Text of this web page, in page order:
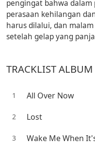
pengingat bahwa
perasaan kehilangan
harus dilalui, dan
setelah gelap yang
TRACKLIST ALBUM
1 All Over Now
2 Lost
3 Wake Me When